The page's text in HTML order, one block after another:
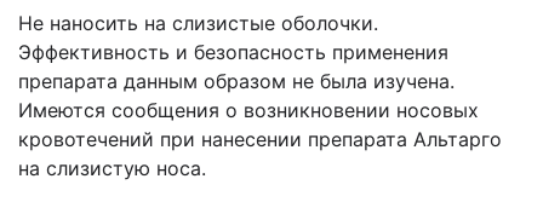
Не наносить на слизистые оболочки.
Эффективность и безопасность применения
препарата данным образом не была изучена.
Имеются сообщения о возникновении носовых
кровотечений при нанесении препарата Альтарго
на слизистую носа.